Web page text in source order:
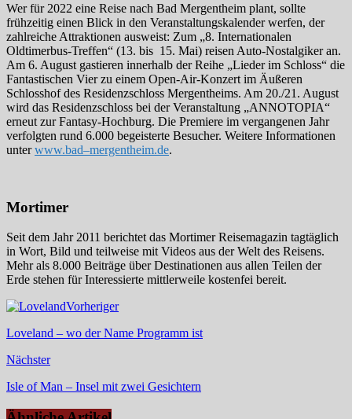
Wer für 2022 eine Reise nach Bad Mergentheim plant, sollte
frühzeitig einen Blick in den Veranstaltungskalender werfen, der
zahlreiche Attraktionen ausweist: Zum „8. Internationalen
Oldtimerbus-Treffen“ (13. bis 15. Mai) reisen Auto-Nostalgiker an.
Am 6. August gastieren innerhalb der Reihe „Lieder im Schloss“ die
Fantastischen Vier zu einem Open-Air-Konzert im Äußeren
Schlosshof des Residenzschloss Mergentheims. Am 20./21. August
wird das Residenzschloss bei der Veranstaltung „ANNOTOPIA“
erneut zur Fantasy-Hochburg. Die Premiere im vergangenen Jahr
verfolgten rund 6.000 begeisterte Besucher. Weitere Informationen
unterwww.bad–mergentheim.de.
Mortimer
Seit dem Jahr 2011 berichtet das Mortimer Reisemagazin tagtäglich
in Wort, Bild und teilweise mit Videos aus der Welt des Reisens.
Mehr als 8.000 Beiträge über Destinationen aus allen Teilen der
Erde stehen für Interessierte mittlerweile kostenfei bereit.
Vorheriger
Loveland – wo der Name Programm ist
Nächster
Isle of Man – Insel mit zwei Gesichtern